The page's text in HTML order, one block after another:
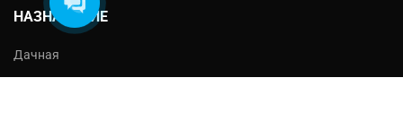
НАЗНАЧЕНИЕ
Дачная